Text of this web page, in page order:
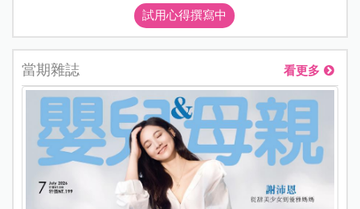
試用心得撰寫中
當期雜誌 看更多